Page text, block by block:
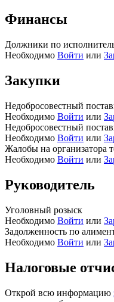
Финансы
Должники по
Необходимо Войти или
Закупки
Недобросовестный
Необходимо Войти или
Недобросовестный
Необходимо Войти или
Жалобы на организатора
Необходимо Войти или
Руководитель
Уголовный розыск
Необходимо Войти или
Задолженность по
Необходимо Войти или
Налоговые
Открой всю информацию